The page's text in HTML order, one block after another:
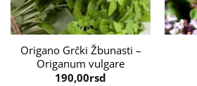
Origano Grčki Žbunasti –
Origanum vulgare
190,00rsd